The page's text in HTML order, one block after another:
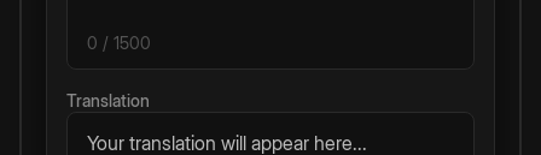
0 / 1500
Translation
Your translation will appear here...